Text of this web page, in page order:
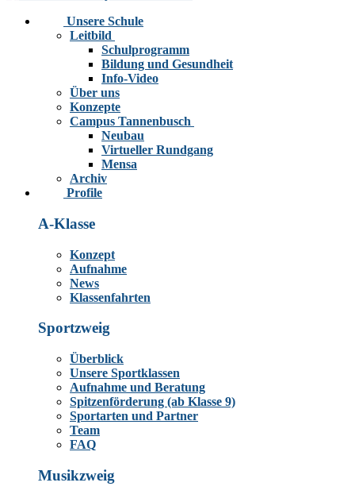
Unsere Schule
Leitbild
Schulprogramm
Bildung und Gesundheit
Info-Video
Über uns
Konzepte
Campus Tannenbusch
Neubau
Virtueller Rundgang
Mensa
Archiv
Profile
A-Klasse
Konzept
Aufnahme
News
Klassenfahrten
Sportzweig
Überblick
Unsere Sportklassen
Aufnahme und Beratung
Spitzenförderung (ab Klasse 9)
Sportarten und Partner
Team
FAQ
Musikzweig